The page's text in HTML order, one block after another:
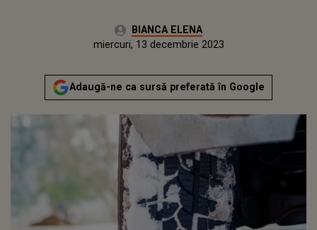
Autor:BIANCA ELENA
Publicat:
miercuri, 13 decembrie 2023
Adaugă-ne ca sursă preferată în Google